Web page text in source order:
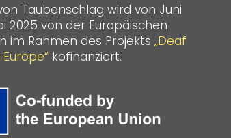
Taubenschlag wird von Juni
2025 von der Europäischen
im Rahmen des Projekts „Deaf
kofinanziert.